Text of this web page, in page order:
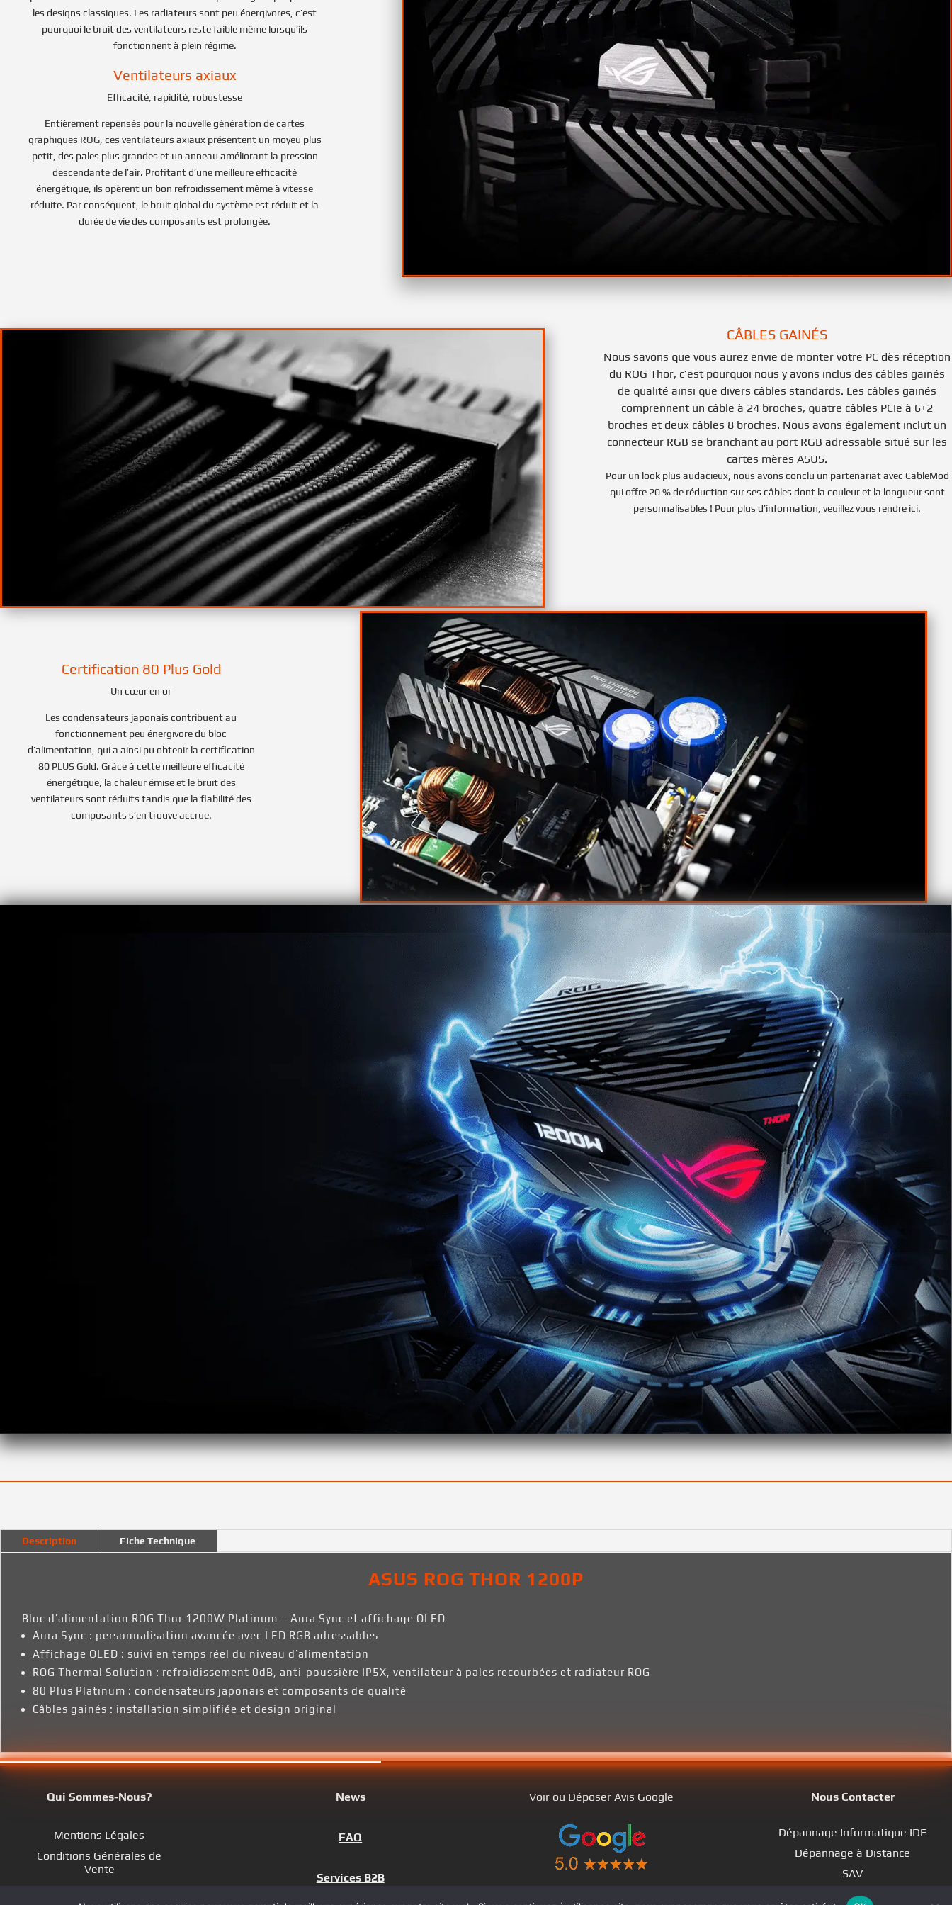
les designs classiques. Les radiateurs sont peu énergivores, c’est
pourquoi le bruit des ventilateurs reste faible même lorsqu’ils
fonctionnent à plein régime.
Ventilateurs axiaux
Efficacité, rapidité, robustesse
Entièrement repensés pour la nouvelle génération de cartes
graphiques ROG, ces ventilateurs axiaux présentent un moyeu plus
petit, des pales plus grandes et un anneau améliorant la pression
descendante de l’air. Profitant d’une meilleure efficacité
énergétique, ils opèrent un bon refroidissement même à vitesse
réduite. Par conséquent, le bruit global du système est réduit et la
durée de vie des composants est prolongée.
CÂBLES GAINÉS
Nous savons que vous aurez envie de monter votre PC dès réception
du ROG Thor, c’est pourquoi nous y avons inclus des câbles gainés
de qualité ainsi que divers câbles standards. Les câbles gainés
comprennent un câble à 24 broches, quatre câbles PCIe à 6+2
broches et deux câbles 8 broches. Nous avons également inclut un
connecteur RGB se branchant au port RGB adressable situé sur les
cartes mères ASUS.
Pour un look plus audacieux, nous avons conclu un partenariat avec CableMod
qui offre 20 % de réduction sur ses câbles dont la couleur et la longueur sont
personnalisables ! Pour plus d’information, veuillez vous rendre ici.
Certification 80 Plus Gold
Un cœur en or
Les condensateurs japonais contribuent au
fonctionnement peu énergivore du bloc
d’alimentation, qui a ainsi pu obtenir la certification
80 PLUS Gold. Grâce à cette meilleure efficacité
énergétique, la chaleur émise et le bruit des
ventilateurs sont réduits tandis que la fiabilité des
composants s’en trouve accrue.
Description Fiche Technique
ASUS ROG THOR 1200P
Bloc d’alimentation ROG Thor 1200W Platinum – Aura Sync et affichage OLED
Aura Sync : personnalisation avancée avec LED RGB adressables
Affichage OLED : suivi en temps réel du niveau d’alimentation
ROG Thermal Solution : refroidissement 0dB, anti-poussière IP5X, ventilateur à pales recourbées et radiateur ROG
80 Plus Platinum : condensateurs japonais et composants de qualité
Câbles gainés : installation simplifiée et design original
Qui Sommes-Nous?
Mentions Légales
Conditions Générales de
Vente
News
FAQ
Services B2B
Voir ou Déposer Avis Google Nous Contacter
Dépannage Informatique IDF
Dépannage à Distance
SAV